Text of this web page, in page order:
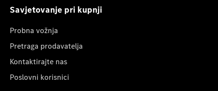
Savjetovanje pri kupnji
Probna vožnja
Pretraga prodavatelja
Kontaktirajte nas
Poslovni korisnici